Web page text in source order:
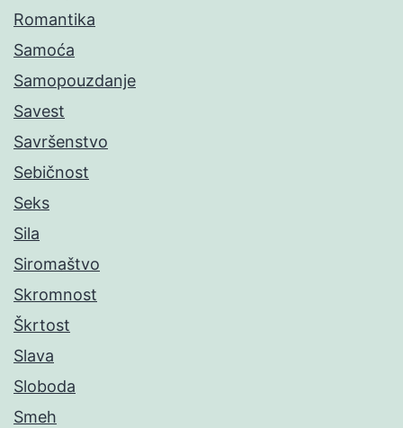
Romantika
Samoća
Samopouzdanje
Savest
Savršenstvo
Sebičnost
Seks
Sila
Siromaštvo
Skromnost
Škrtost
Slava
Sloboda
Smeh